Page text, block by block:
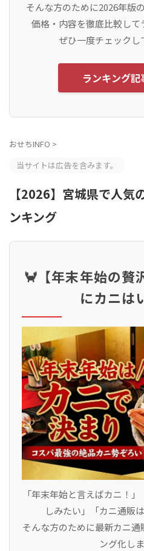
そんな方のために2026年版
価格・内容を徹底比較して
ぜひ一度チェックし
ランキング
おせちINFO >
当サイトは広告を含みます。
【2026】宮城県で人気
ンキング
🦀【年末年始の贅
にカニは
「年末年始と言えばカニ！
しみたい」「カニ通販
そんな方のために最新カニ
ング化し